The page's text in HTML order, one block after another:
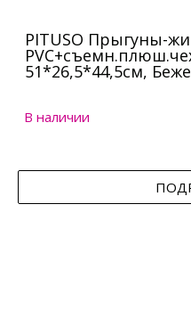
PITUSO Прыгуны-
51*26,5*44,5см,
В наличии